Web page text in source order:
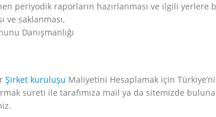
periyodik raporların hazırlanması ve ilgili yerlere
ve saklanması,
Danışmanlığı
Şirket kuruluşu Maliyetini Hesaplamak için
sureti ile tarafımıza mail ya da sitemizde